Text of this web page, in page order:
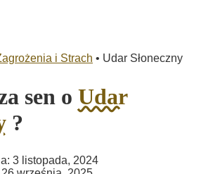
i Strach • Udar Słoneczny
sen o Udar
?
3 listopada, 2024